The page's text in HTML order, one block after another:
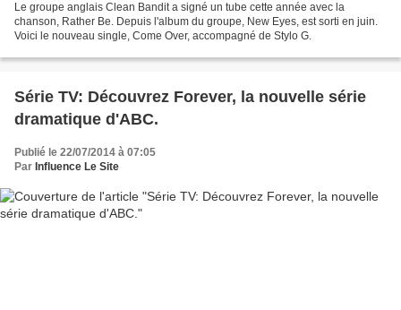
Le groupe anglais Clean Bandit a signé un tube cette année avec la
chanson, Rather Be. Depuis l'album du groupe, New Eyes, est sorti en juin.
Voici le nouveau single, Come Over, accompagné de Stylo G.
Série TV: Découvrez Forever, la nouvelle série
dramatique d'ABC.
Publié le 22/07/2014 à 07:05
Par Influence Le Site